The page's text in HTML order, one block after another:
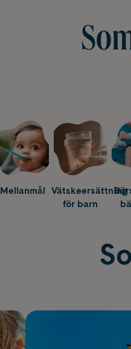
Mellanmål Vätskeersättning
för barn